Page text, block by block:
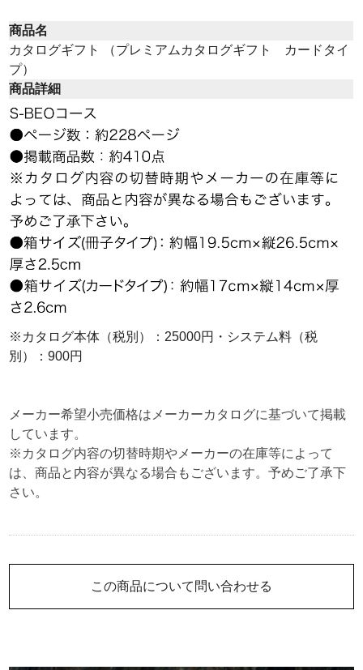
この商品について問い合わせる
商品名
カタログギフト （プレミアムカタログギフト カードタイ
プ）
商品詳細
※カタログ本体（税別）：25000円・システム料（税
別）：900円
メーカー希望小売価格はメーカーカタログに基づいて掲載
しています。
※カタログ内容の切替時期やメーカーの在庫等によって
は、商品と内容が異なる場合もございます。予めご了承下
さい。